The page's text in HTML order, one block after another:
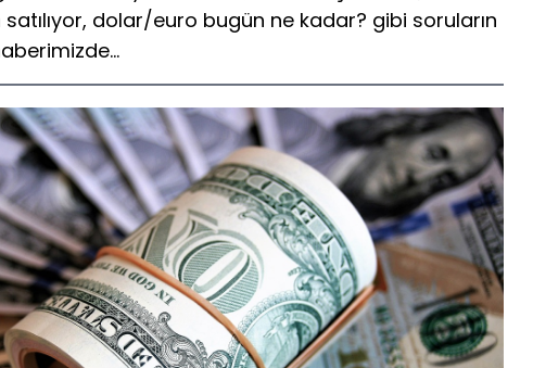
dolar/euro bugün ne kadar? gibi soruların